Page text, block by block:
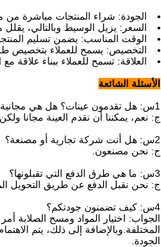
الجودة: شراء المنتجات مباشرة من
السعر: يزيل الوسيط وبالتالي، يقلل
الوقت المناسب: يضمن تسليم
التخصيص: يسمح للعملاء بتخصيص
العلاقة: تسمح للعملاء ببناء علاقة
الأسئلة الشائعة
1س: هل تقدمون عينات؟ هل هي مجانية أم إضافية؟
ج: نعم، يمكننا أن نقدم العينة مجانا
2س: هل أنت شركة تجارية أو مصنعة؟
ج: نحن مصنعون.
3س: ما هي طرق الدفع التي تقبلونها؟
ج: نحن نقبل الدفع عن طريق التحويل
4س: كيف تضمنون جودتكم؟
الجواب: اختيار المواد ومسح الصلابة
المختلفة.وبالإضافة إلى ذلك، يتم
الجودة.